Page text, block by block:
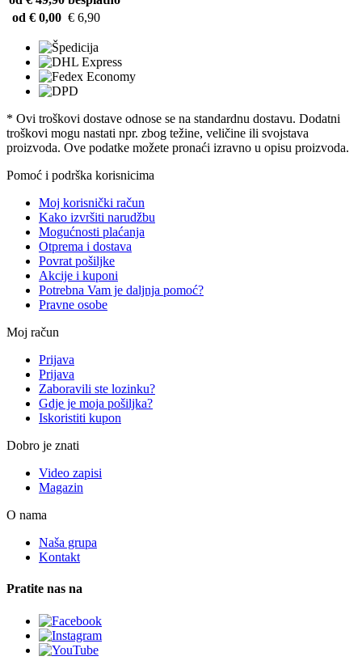
od € 0,00 € 6,90
* Ovi troškovi dostave odnose se na standardnu ​​dostavu. Dodatni
troškovi mogu nastati npr. zbog težine, veličine ili svojstava
proizvoda. Ove podatke možete pronaći izravno u opisu proizvoda.
Pomoć i podrška korisnicima
Moj korisnički račun
Kako izvršiti narudžbu
Mogućnosti plaćanja
Otprema i dostava
Povrat pošiljke
Akcije i kuponi
Potrebna Vam je daljnja pomoć?
Pravne osobe
Moj račun
Prijava
Prijava
Zaboravili ste lozinku?
Gdje je moja pošiljka?
Iskoristiti kupon
Dobro je znati
Video zapisi
Magazin
O nama
Naša grupa
Kontakt
Pratite nas na